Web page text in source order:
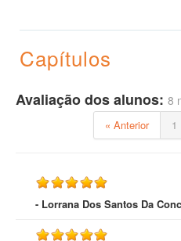
Capítulos
Avaliação dos alunos: 8
« Anterior 1
- Lorrana Dos Santos Da